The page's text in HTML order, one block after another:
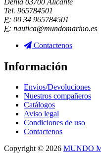
Tel. 965784501
P: 00 34 965784501
E: nautica@mundomarino.es
Contactenos
Información
Envios/Devoluciones
Nuestros compañeros
Catálogos
Aviso legal
Condiciones de uso
Contactenos
Copyright © 2026 MUNDO